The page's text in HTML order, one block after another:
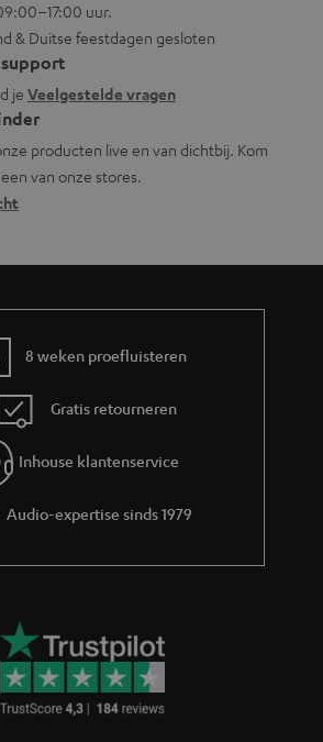
uur.
& Duitse feestdagen gesloten
je Veelgestelde vragen
producten live en van dichtbij. Kom
van onze stores.
8 weken proefluisteren
Gratis retourneren
Inhouse klantenservice
Audio-expertise sinds 1979